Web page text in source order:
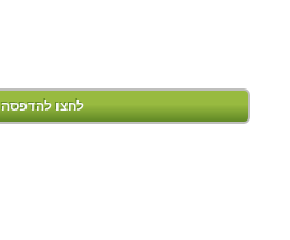
לחצו להדפסה